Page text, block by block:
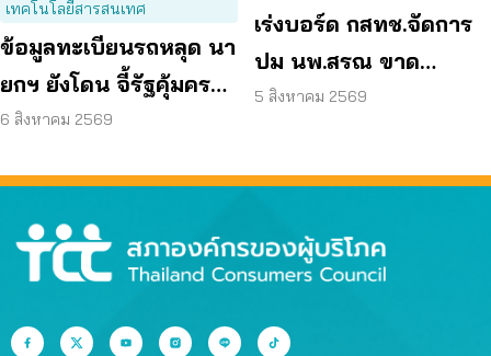
เทคโนโลยีสารสนเทศ
ข้อมูลทะเบียนรถหลุด นา
ยกฯ ยังโดน จี้รัฐคุ้มครอง
ข้อมูลส่วนบุคคล
6 สิงหาคม 2569
เร่งบอร์ด กสทช.จัดการ
ปม นพ.สรณ ขาด
คุณสมบัติ ตามมติ
5 สิงหาคม 2569